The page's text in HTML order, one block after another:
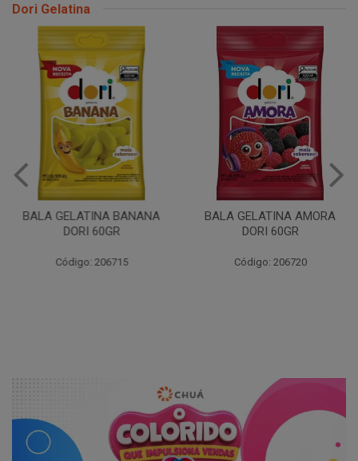
Dori Gelatina
BALA GELATINA BANANA
DORI 60GR
Código: 206715
BALA GELATINA AMORA
DORI 60GR
Código: 206720